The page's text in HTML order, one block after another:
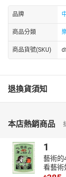
品牌
商品分類
商品貨號(SKU)
退換貨須知
本店熱銷商品
1
藝術的
看藝術